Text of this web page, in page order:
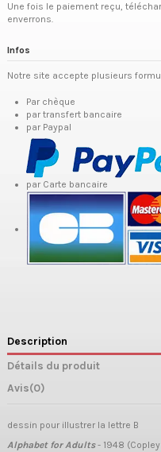
Une fois le paiement reçu,
enverrons.
Infos
Notre site accepte plusieurs
Par chèque
par transfert bancaire
par Paypal
par Carte bancaire
Description
Détails du produit
Avis(0)
dessin pour illustrer la lettre B
Alphabet for Adults- 1948